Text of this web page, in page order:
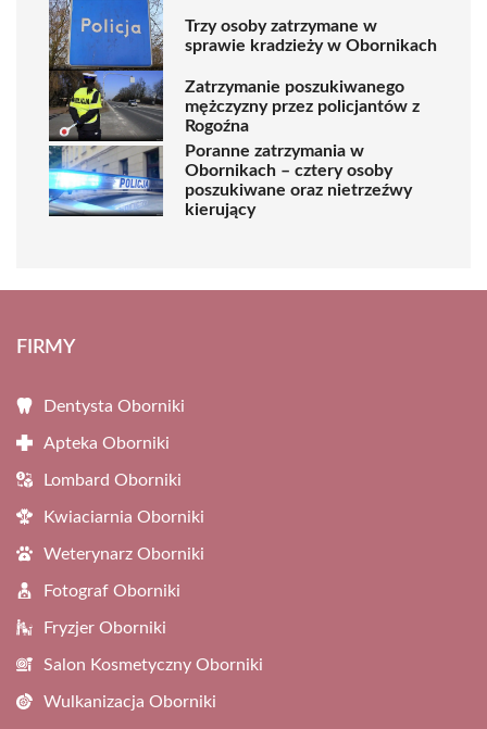
Trzy osoby zatrzymane w
sprawie kradzieży w Obornikach
Zatrzymanie poszukiwanego
mężczyzny przez policjantów z
Rogoźna
Poranne zatrzymania w
Obornikach – cztery osoby
poszukiwane oraz nietrzeźwy
kierujący
FIRMY
Dentysta Oborniki
Apteka Oborniki
Lombard Oborniki
Kwiaciarnia Oborniki
Weterynarz Oborniki
Fotograf Oborniki
Fryzjer Oborniki
Salon Kosmetyczny Oborniki
Wulkanizacja Oborniki